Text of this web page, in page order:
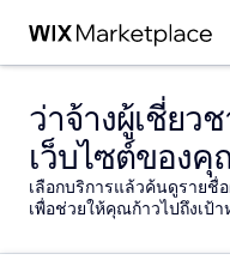
ว่าจ้างผู้เชี่ยว
เว็บไซต์ของ
เลือกบริการแล้วค้นดูรายชื่
เพื่อช่วยให้คุณก้าวไปถึงเป้า